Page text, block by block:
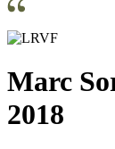
Marc
2018